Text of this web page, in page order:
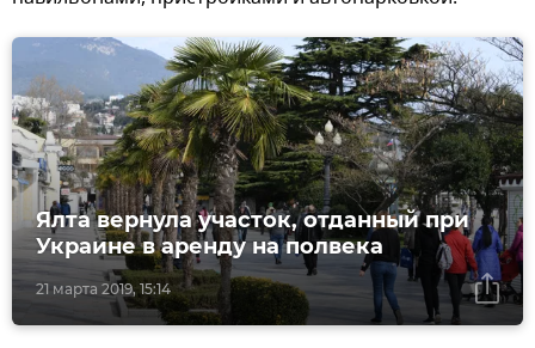
21 марта 2019, 15:14
Ялта вернула участок, отданный при
Украине в аренду на полвека